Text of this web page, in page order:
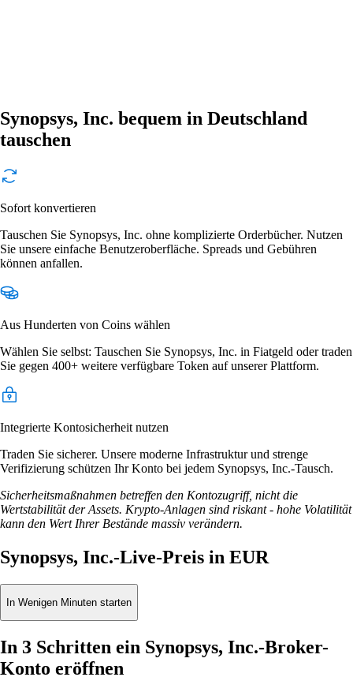
Synopsys, Inc. bequem in Deutschland
tauschen
Sofort konvertieren
Tauschen Sie Synopsys, Inc. ohne komplizierte Orderbücher. Nutzen
Sie unsere einfache Benutzeroberfläche. Spreads und Gebühren
können anfallen.
Aus Hunderten von Coins wählen
Wählen Sie selbst: Tauschen Sie Synopsys, Inc. in Fiatgeld oder traden
Sie gegen 400+ weitere verfügbare Token auf unserer Plattform.
Integrierte Kontosicherheit nutzen
Traden Sie sicherer. Unsere moderne Infrastruktur und strenge
Verifizierung schützen Ihr Konto bei jedem Synopsys, Inc.-Tausch.
Sicherheitsmaßnahmen betreffen den Kontozugriff, nicht die
Wertstabilität der Assets. Krypto-Anlagen sind riskant - hohe Volatilität
kann den Wert Ihrer Bestände massiv verändern.
Synopsys, Inc.-Live-Preis in EUR
In Wenigen Minuten starten
In 3 Schritten ein Synopsys, Inc.-Broker-
Konto eröffnen